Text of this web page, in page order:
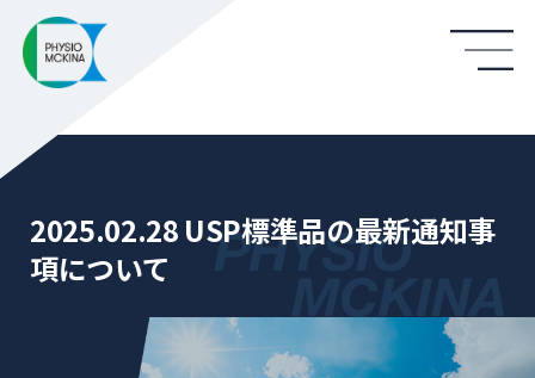
2025.02.28 USP標準品の最新通知事
項について